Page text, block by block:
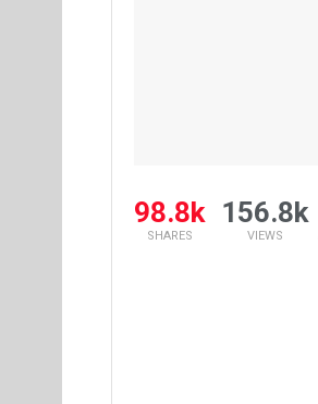
98.8k
SHARES
156.8k
VIEWS